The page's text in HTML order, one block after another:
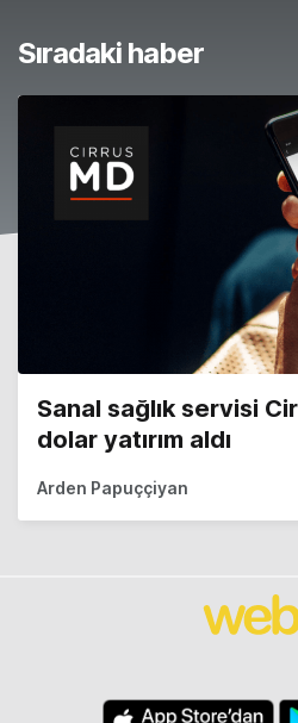
Sıradaki haber
Sanal sağlık servisi
dolar yatırım aldı
Arden Papuççiyan